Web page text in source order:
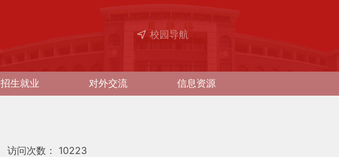
校园导航
招生就业 对外交流 信息资源
访问次数： 10223